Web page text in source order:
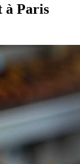
à Paris